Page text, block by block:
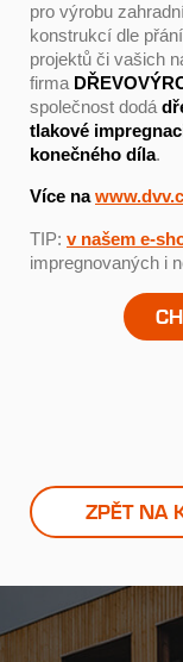
pro výrobu
konstrukcí dle
projektů či vašich
firma
společnost dodá
tlakové
konečného díla.
Více na
TIP: v našem e-
impregnovaných i
ZPĚT NA